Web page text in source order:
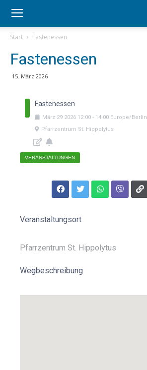
Start Fastenessen
Fastenessen
15. März 2026
Fastenessen
März 29 2026 12:00 - 14:00 Europe/Berlin
Pfarrzentrum St. Hippolytus
VERANSTALTUNGEN
Veranstaltungsort
Pfarrzentrum St. Hippolytus
Wegbeschreibung